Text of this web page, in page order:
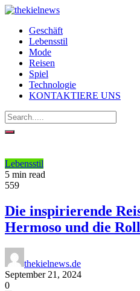
Geschäft
Lebensstil
Mode
Reisen
Spiel
Technologie
KONTAKTIERE UNS
Lebensstil
5 min read
559
Die inspirierende
Hermoso und die
thekielnews.de
September 21, 2024
0